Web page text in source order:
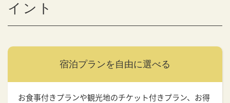
イント
宿泊プランを 自由に選べる
お食事付きプランや観光地のチケット付きプラン、お得